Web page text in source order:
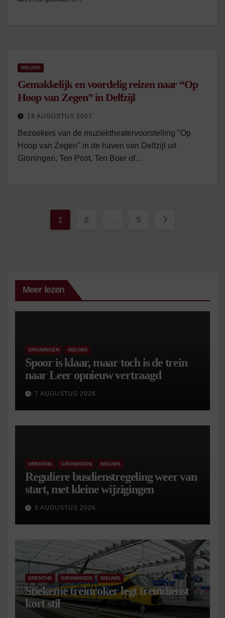
NIEUWS
Gemakkelijk en voordelig reizen naar “Op
Hoop van Zegen” in Delfzijl
19 AUGUSTUS 2007
Bezoekers van de muziektheatervoorstelling "Op
Hoop van Zegen" in de haven van Delfzijl uit
Groningen, Ten Post, Ten Boer of…
Berichten
1 2 … 5
Meer lezen
GRONINGEN NIEUWS
Spoor is klaar, maar toch is de trein
naar Leer opnieuw vertraagd
7 AUGUSTUS 2026
DRENTHE GRONINGEN NIEUWS
Reguliere busdienstregeling weer van
start, met kleine wijzigingen
5 AUGUSTUS 2026
DRENTHE GRONINGEN NIEUWS
Stiekeme treinroker legt treindienst
kort stil